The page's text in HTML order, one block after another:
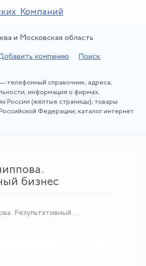
Компаний
и Московская область
компанию Поиск
телефонный справочник, адреса,
информация о фирмах,
России (жёлтые страницы); товары
Федерации; каталог интернет
бизнес
. Результативный ...